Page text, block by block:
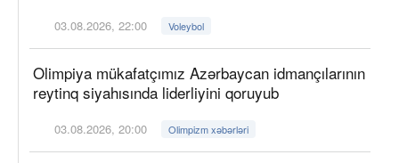
03.08.2026, 22:00 Voleybol
Olimpiya mükafatçımız Azərbaycan idmançılarının
reytinq siyahısında liderliyini qoruyub
03.08.2026, 20:00 Olimpizm xəbərləri